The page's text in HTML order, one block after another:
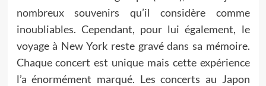
nombreux souvenirs qu’il considère comme
inoubliables. Cependant, pour lui également, le
voyage à New York reste gravé dans sa mémoire.
Chaque concert est unique mais cette expérience
l’a énormément marqué. Les concerts au Japon